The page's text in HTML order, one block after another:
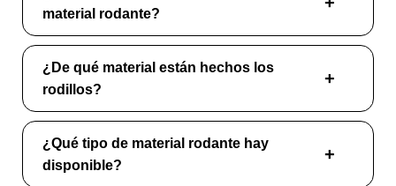
material rodante?
¿De qué material están hechos los
rodillos?
¿Qué tipo de material rodante hay
disponible?